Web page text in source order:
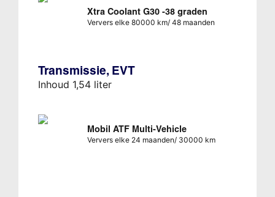
Xtra Coolant G30 -38 graden
Ververs elke 80000 km/ 48 maanden
Transmissie, EVT
Inhoud 1,54 liter
Mobil ATF Multi-Vehicle
Ververs elke 24 maanden/ 30000 km